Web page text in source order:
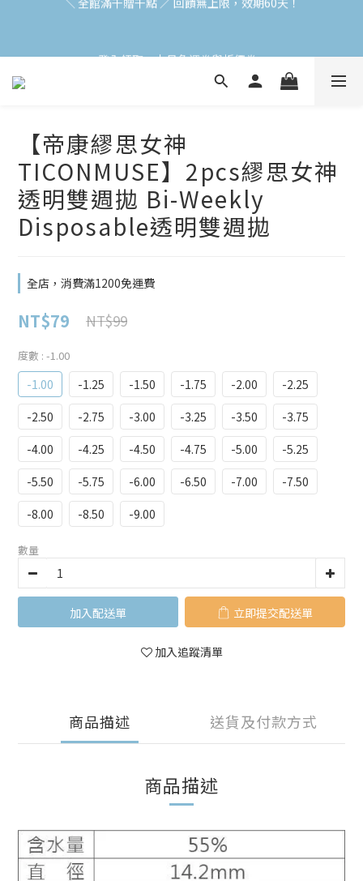
加入會員立即領$200購物金(效期30天) | 可與LINE新好友$50疊加
【帝康繆思女神
TICONMUSE】2pcs繆思女神
透明雙週拋 Bi-Weekly
Disposable透明雙週拋
全店，消費滿1200免運費
NT$79 NT$99
度數 : -1.00
-1.00 -1.25 -1.50 -1.75 -2.00
-2.25
-2.50
-2.75 -3.00 -3.25 -3.50
-3.75
-4.00
-4.25 -4.50 -4.75 -5.00
-5.25
-5.50
-5.75 -6.00 -6.50 -7.00
-7.50
-8.00
-8.50 -9.00
數量
加入購物車 立即購買
加入追蹤清單
商品描述 送貨及付款方式
商品描述